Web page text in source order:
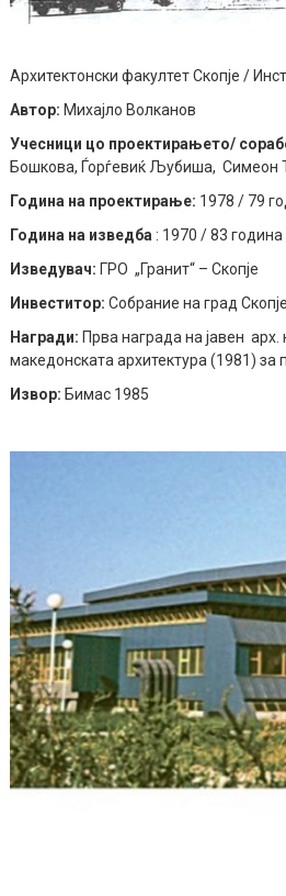
Архитектонски факултет Скопје /
Автор: Михајло Волканов
Учесници цо проектирањето/
Бошкова, Ѓорѓевиќ Љубиша, Симеон
Година на проектирање: 1978 / 79
Година на изведба : 1970 / 83 година
Изведувач: ГРО „Гранит“ – Скопје
Инвеститор: Собрание на град
Награди: Прва награда на јавен
македонската архитектура (1981) за
Извор: Бимас 1985